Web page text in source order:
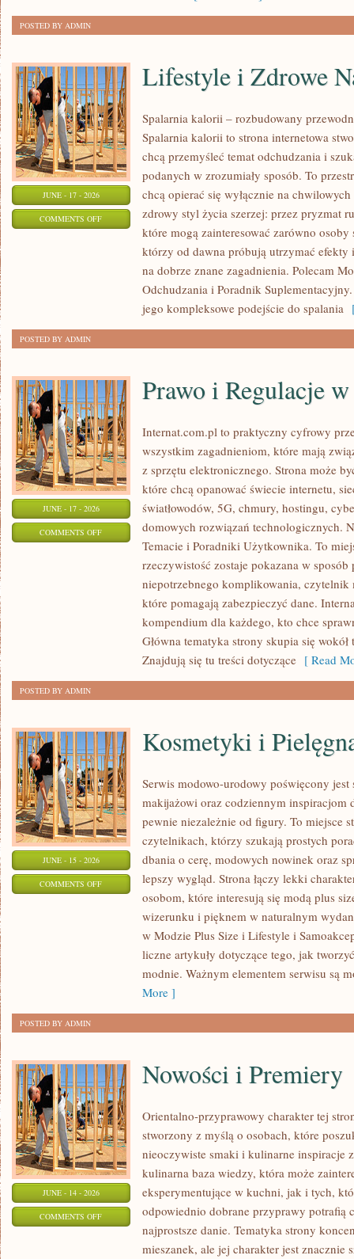
POSTED BY ADMIN
JUNE - 17 - 2026
COMMENTS OFFON
LIFESTYLE
Lifestyle i Zdrowe
Spalarnia kalorii – rozbudowany
Spalarnia kalorii to strona internetowa
chcą przemyśleć temat odchudzania i
podanych w zrozumiały sposób. To
chcą opierać się wyłącznie na
zdrowy styl życia szerzej: przez pryzmat
które mogą zainteresować zarówno
którzy od dawna próbują utrzymać efekty
na dobrze znane zagadnienia. Polecam
Odchudzania i Poradnik
jego kompleksowe podejście do spalania
POSTED BY ADMIN
JUNE - 17 - 2026
COMMENTS OFFON
REGULACJE
Prawo i Regulacje
Internat.com.pl to praktyczny cyfrowy
wszystkim zagadnieniom, które mają
z sprzętu elektronicznego. Strona może
które chcą opanować świecie internetu,
światłowodów, 5G, chmury, hostingu,
domowych rozwiązań technologicznych.
Temacie i Poradniki Użytkownika. To
rzeczywistość zostaje pokazana w sposób
niepotrzebnego komplikowania,
które pomagają zabezpieczyć dane.
kompendium dla każdego, kto chce
Główna tematyka strony skupia się
Znajdują się tu treści dotyczące [ Read
POSTED BY ADMIN
JUNE - 15 - 2026
COMMENTS OFFON
KOSMETYKI
PIELĘGNACJA
Kosmetyki i
Serwis modowo-urodowy poświęcony
makijażowi oraz codziennym inspiracjom
pewnie niezależnie od figury. To miejsce
czytelnikach, którzy szukają prostych
dbania o cerę, modowych nowinek oraz
lepszy wygląd. Strona łączy lekki
osobom, które interesują się modą plus
wizerunku i pięknem w naturalnym
w Modzie Plus Size i Lifestyle i
liczne artykuły dotyczące tego, jak
modnie. Ważnym elementem serwisu są
More ]
POSTED BY ADMIN
JUNE - 14 - 2026
COMMENTS OFFON
Nowości i Premiery
Orientalno-przyprawowy charakter tej
stworzony z myślą o osobach, które
nieoczywiste smaki i kulinarne inspiracje
kulinarna baza wiedzy, która może
eksperymentujące w kuchni, jak i tych,
odpowiednio dobrane przyprawy potrafią
najprostsze danie. Tematyka strony
mieszanek, ale jej charakter jest znacznie